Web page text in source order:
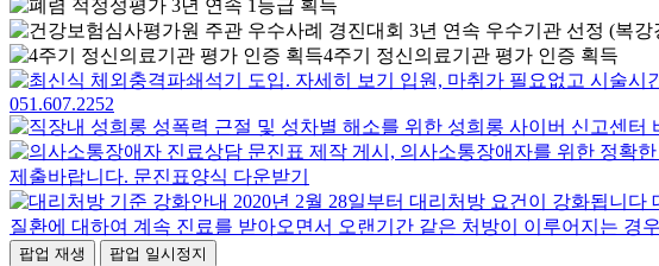
4주기 정신의료기관 평가 인증 획득
팝업 재생 팝업 일시정지